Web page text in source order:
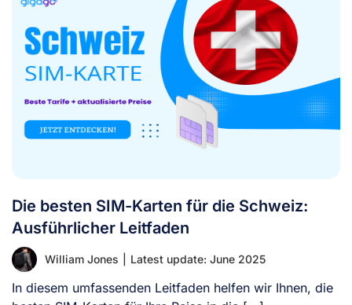
Die besten SIM-Karten für die Schweiz:
Ausführlicher Leitfaden
William Jones Latest update: June 2025
In diesem umfassenden Leitfaden helfen wir Ihnen, die